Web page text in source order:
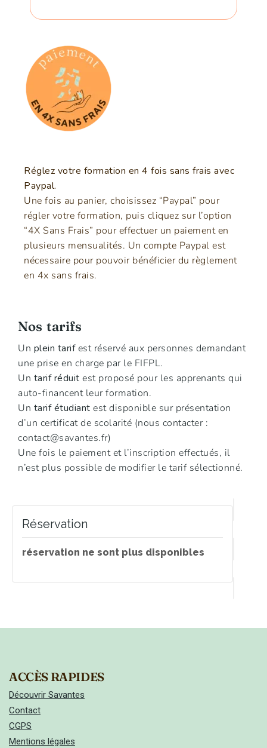
Réglez votre formation en 4 fois sans frais avec
Paypal.
Une fois au panier, choisissez “Paypal” pour
régler votre formation, puis cliquez sur l’option
“4X Sans Frais” pour effectuer un paiement en
plusieurs mensualités. Un compte Paypal est
nécessaire pour pouvoir bénéficier du règlement
en 4x sans frais.
Nos tarifs
Un plein tarifest réservé aux personnes demandant
une prise en charge par le FIFPL.
Un tarif réduit est proposé pour les apprenants qui
auto-financent leur formation.
Un tarif étudiant est disponible sur présentation
d’un certificat de scolarité (nous contacter :
contact@savantes.fr)
Une fois le paiement et l’inscription effectués, il
n’est plus possible de modifier le tarif sélectionné.
Réservation
réservation ne sont plus disponibles
ACCÈS RAPIDES
Découvrir Savantes
Contact
CGPS
Mentions légales